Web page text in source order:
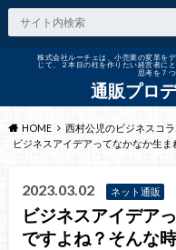
株式会社ルーチェは、小売業の変革を
じて、２本目の柱を作りたい経営者に
思考を７
通販プロ
HOME 西村公児のビジネスコラ
ビジネスアイデアってなかなか生
2023.03.02 ネット通販
ビジネスアイデア
ですよね？そんな